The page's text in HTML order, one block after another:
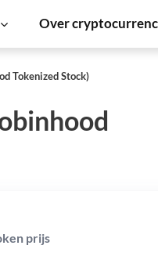
Over
Tokenized Stock)
prijs